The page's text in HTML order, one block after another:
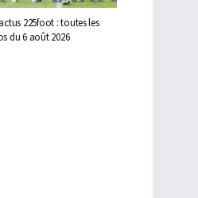
225foot : toutes les
du 6 août 2026